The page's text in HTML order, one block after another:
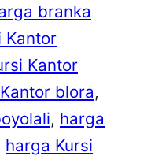
branka
Kantor
Kantor
blora
, harga
harga Kursi